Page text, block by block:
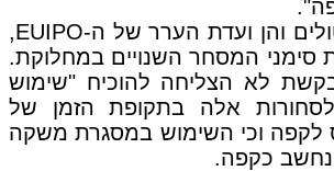
הן מחלקת הביטולים והן ועדת הערר של ה-EUIPO,
סימני המסחר השנויים במחלוקת.
לא הצליחה להוכיח "שימוש
אלה בתקופת הזמן של
לקפה וכי השימוש במסגרת משקה
כקפה.